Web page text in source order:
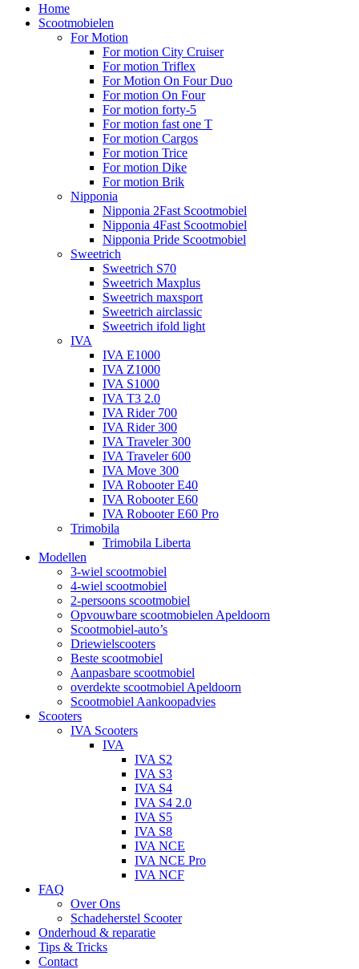
Home
Scootmobielen
For Motion
For motion City Cruiser
For motion Triflex
For Motion On Four Duo
For motion On Four
For motion forty-5
For motion fast one T
For motion Cargos
For motion Trice
For motion Dike
For motion Brik
Nipponia
Nipponia 2Fast Scootmobiel
Nipponia 4Fast Scootmobiel
Nipponia Pride Scootmobiel
Sweetrich
Sweetrich S70
Sweetrich Maxplus
Sweetrich maxsport
Sweetrich airclassic
Sweetrich ifold light
IVA
IVA E1000
IVA Z1000
IVA S1000
IVA T3 2.0
IVA Rider 700
IVA Rider 300
IVA Traveler 300
IVA Traveler 600
IVA Move 300
IVA Robooter E40
IVA Robooter E60
IVA Robooter E60 Pro
Trimobila
Trimobila Liberta
Modellen
3-wiel scootmobiel
4-wiel scootmobiel
2-persoons scootmobiel
Opvouwbare scootmobielen Apeldoorn
Scootmobiel-auto’s
Driewielscooters
Beste scootmobiel
Aanpasbare scootmobiel
overdekte scootmobiel Apeldoorn
Scootmobiel Aankoopadvies
Scooters
IVA Scooters
IVA
IVA S2
IVA S3
IVA S4
IVA S4 2.0
IVA S5
IVA S8
IVA NCE
IVA NCE Pro
IVA NCF
FAQ
Over Ons
Schadeherstel Scooter
Onderhoud & reparatie
Tips & Tricks
Contact